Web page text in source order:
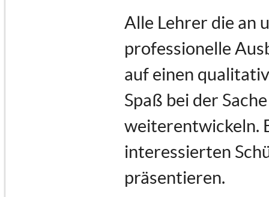
Alle Lehrer die an
professionelle
auf einen
Spaß bei der
weiterentwickeln.
interessierten
präsentieren.